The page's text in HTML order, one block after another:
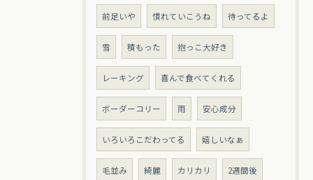
前足いや 慣れていこうね 待ってるよ
雪 積もった 抱っこ大好き
レーキング 喜んで食べてくれる
ボーダーコリー 雨 安心成分
いろいろこだわってる 嬉しいなぁ
毛並み 綺麗 カリカリ 2週間後